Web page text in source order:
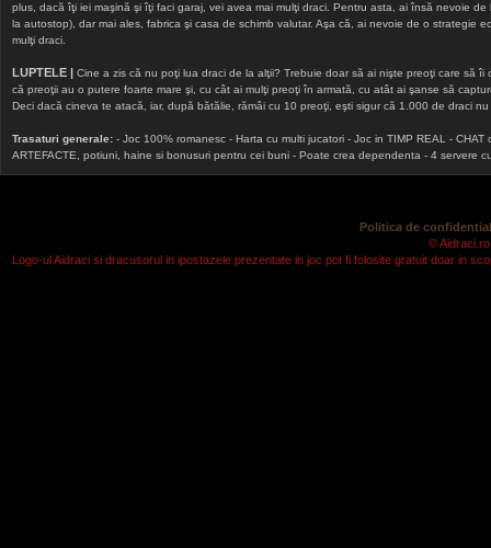
plus, dacă îţi iei maşină şi îţi faci garaj, vei avea mai mulţi draci. Pentru asta, ai însă nevoie
la autostop), dar mai ales, fabrica şi casa de schimb valutar. Aşa că, ai nevoie de o strategie
mulţi draci.
LUPTELE | Cine a zis că nu poţi lua draci de la alţii? Trebuie doar să ai nişte preoţi care să
că preoţii au o putere foarte mare şi, cu cât ai mulţi preoţi în armată, cu atât ai şanse să
Deci dacă cineva te atacă, iar, după bătălie, rămâi cu 10 preoţi, eşti sigur că 1.000 de draci
Trasaturi generale: - Joc 100% romanesc - Harta cu multi jucatori - Joc in TIMP REAL -
ARTEFACTE, potiuni, haine si bonusuri pentru cei buni - Poate crea dependenta - 4 servere
Politica de
©
Logo-ul Aidraci si dracusorul in ipostazele prezentate in joc pot fi folosite gratuit doar in